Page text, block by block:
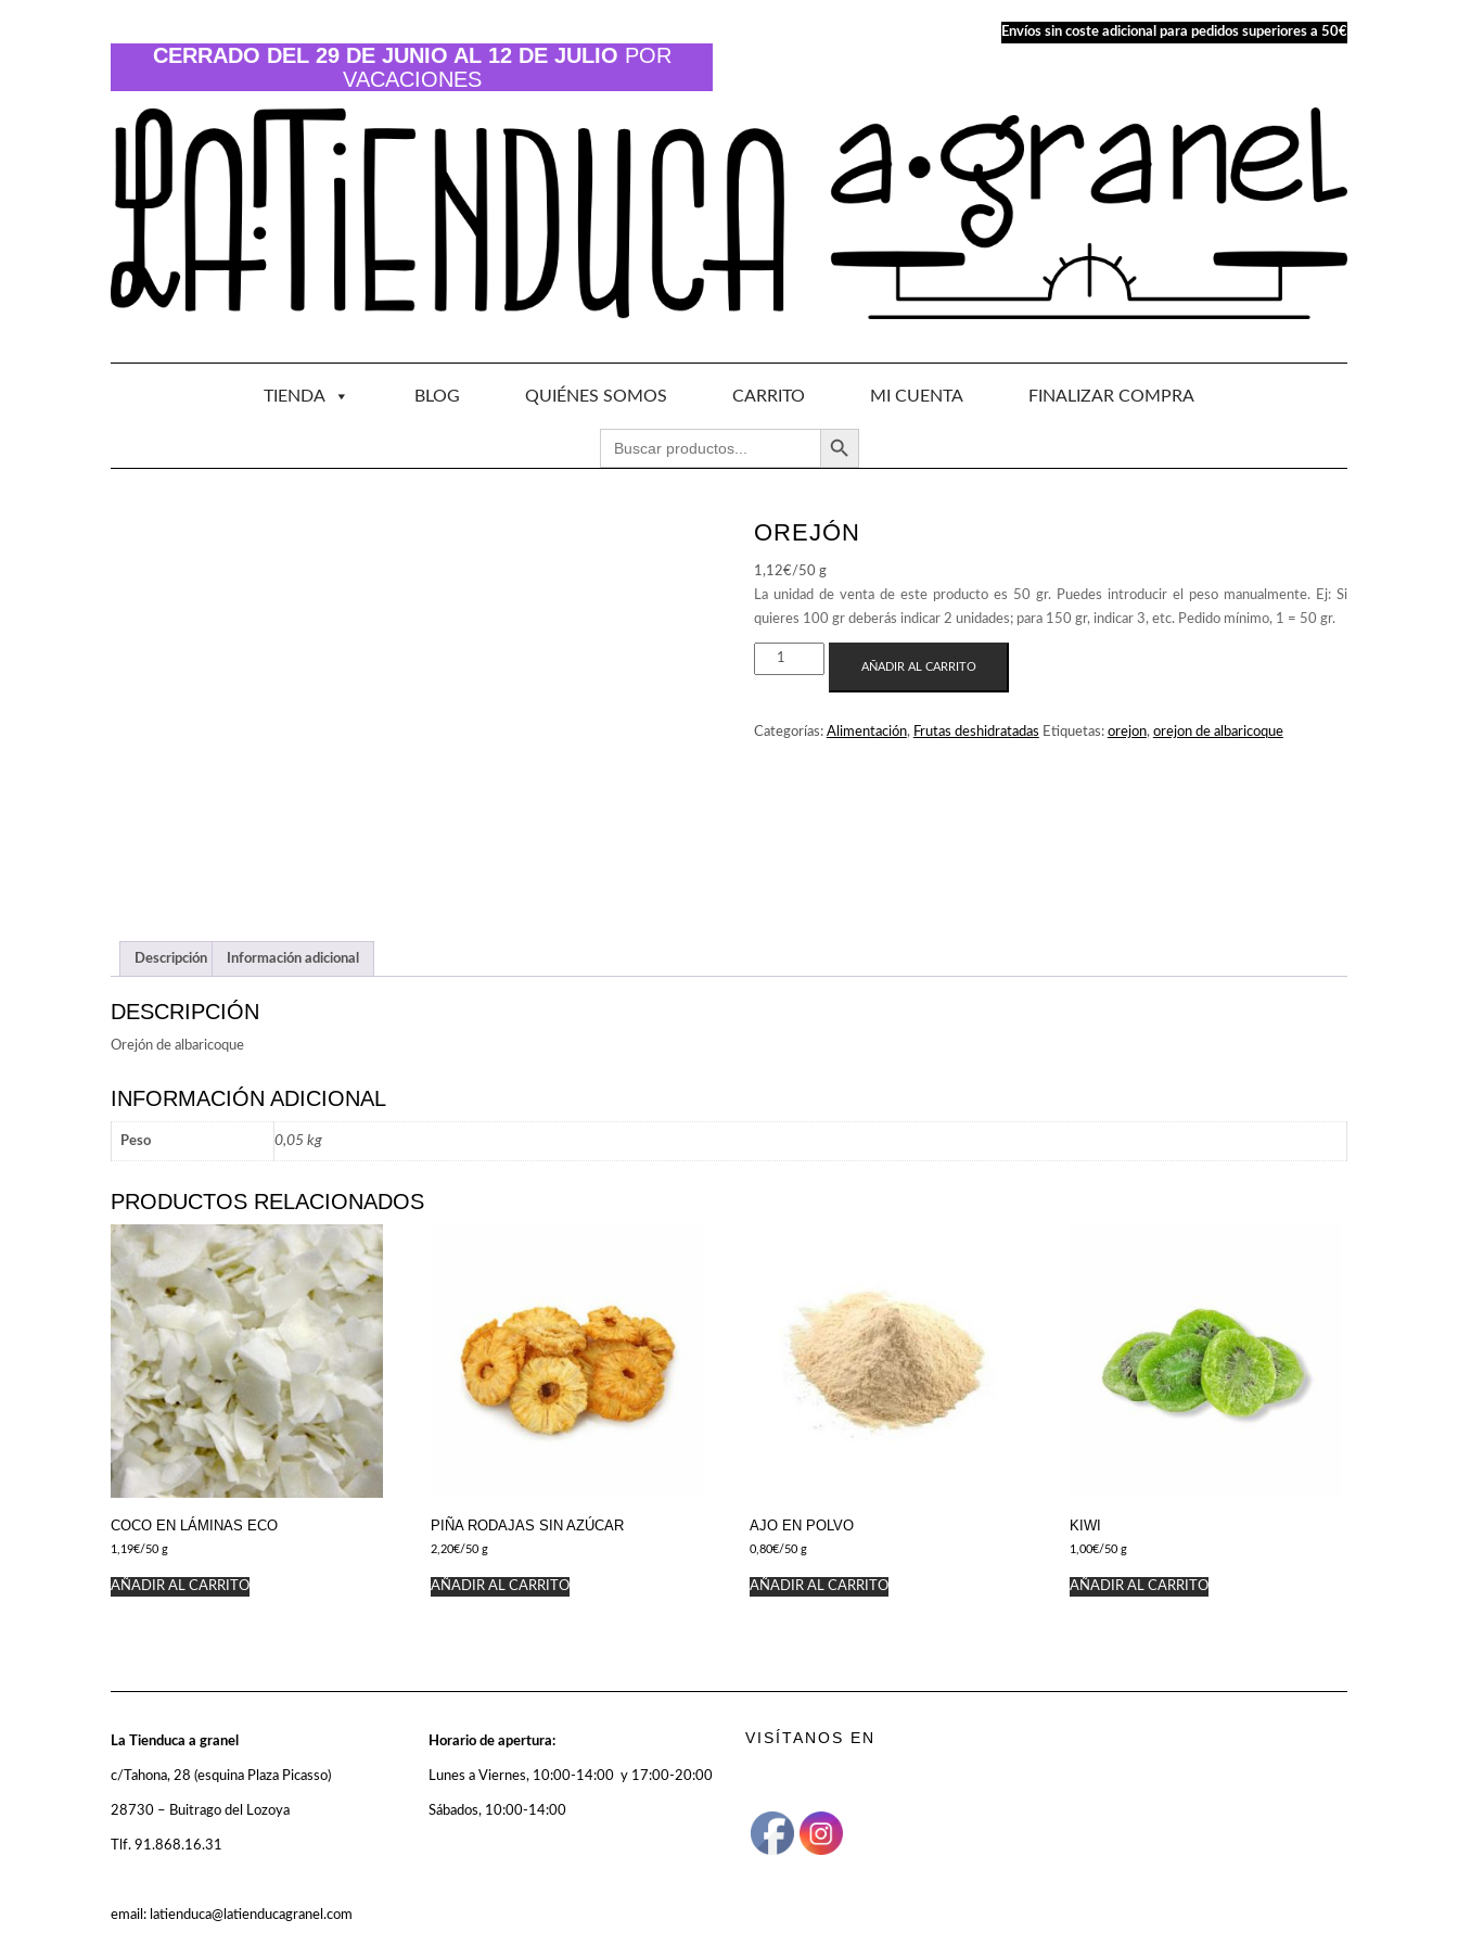
CERRADO DEL 29 DE JUNIO AL 12 DE JULIO POR
VACACIONES
Envíos sin coste adicional para pedidos superiores a 50€
TIENDA BLOG QUIÉNES SOMOS CARRITO MI CUENTA FINALIZAR COMPRA
BUSCAR:
BOTÓN DE BÚSQUEDA
OREJÓN
1,12€/50 g
OREJÓN
CANTIDAD
AÑADIR AL CARRITO
Categorías: Alimentación, Frutas deshidratadas Etiquetas: orejon, orejon de albaricoque
Descripción Información adicional
DESCRIPCIÓN
Orejón de albaricoque
INFORMACIÓN ADICIONAL
Peso 0,05 kg
PRODUCTOS RELACIONADOS
COCO EN LÁMINAS ECO
1,19€/50 g
AÑADIR AL CARRITO
PIÑA RODAJAS SIN AZÚCAR
2,20€/50 g
AÑADIR AL CARRITO
AJO EN POLVO
0,80€/50 g
AÑADIR AL CARRITO
KIWI
1,00€/50 g
AÑADIR AL CARRITO
La Tienduca a granel
c/Tahona, 28 (esquina Plaza Picasso)
28730 – Buitrago del Lozoya
Tlf. 91.868.16.31
email: latienduca@latienducagranel.com
Horario de apertura:
Lunes a Viernes, 10:00-14:00 y 17:00-20:00
Sábados, 10:00-14:00
VISÍTANOS EN